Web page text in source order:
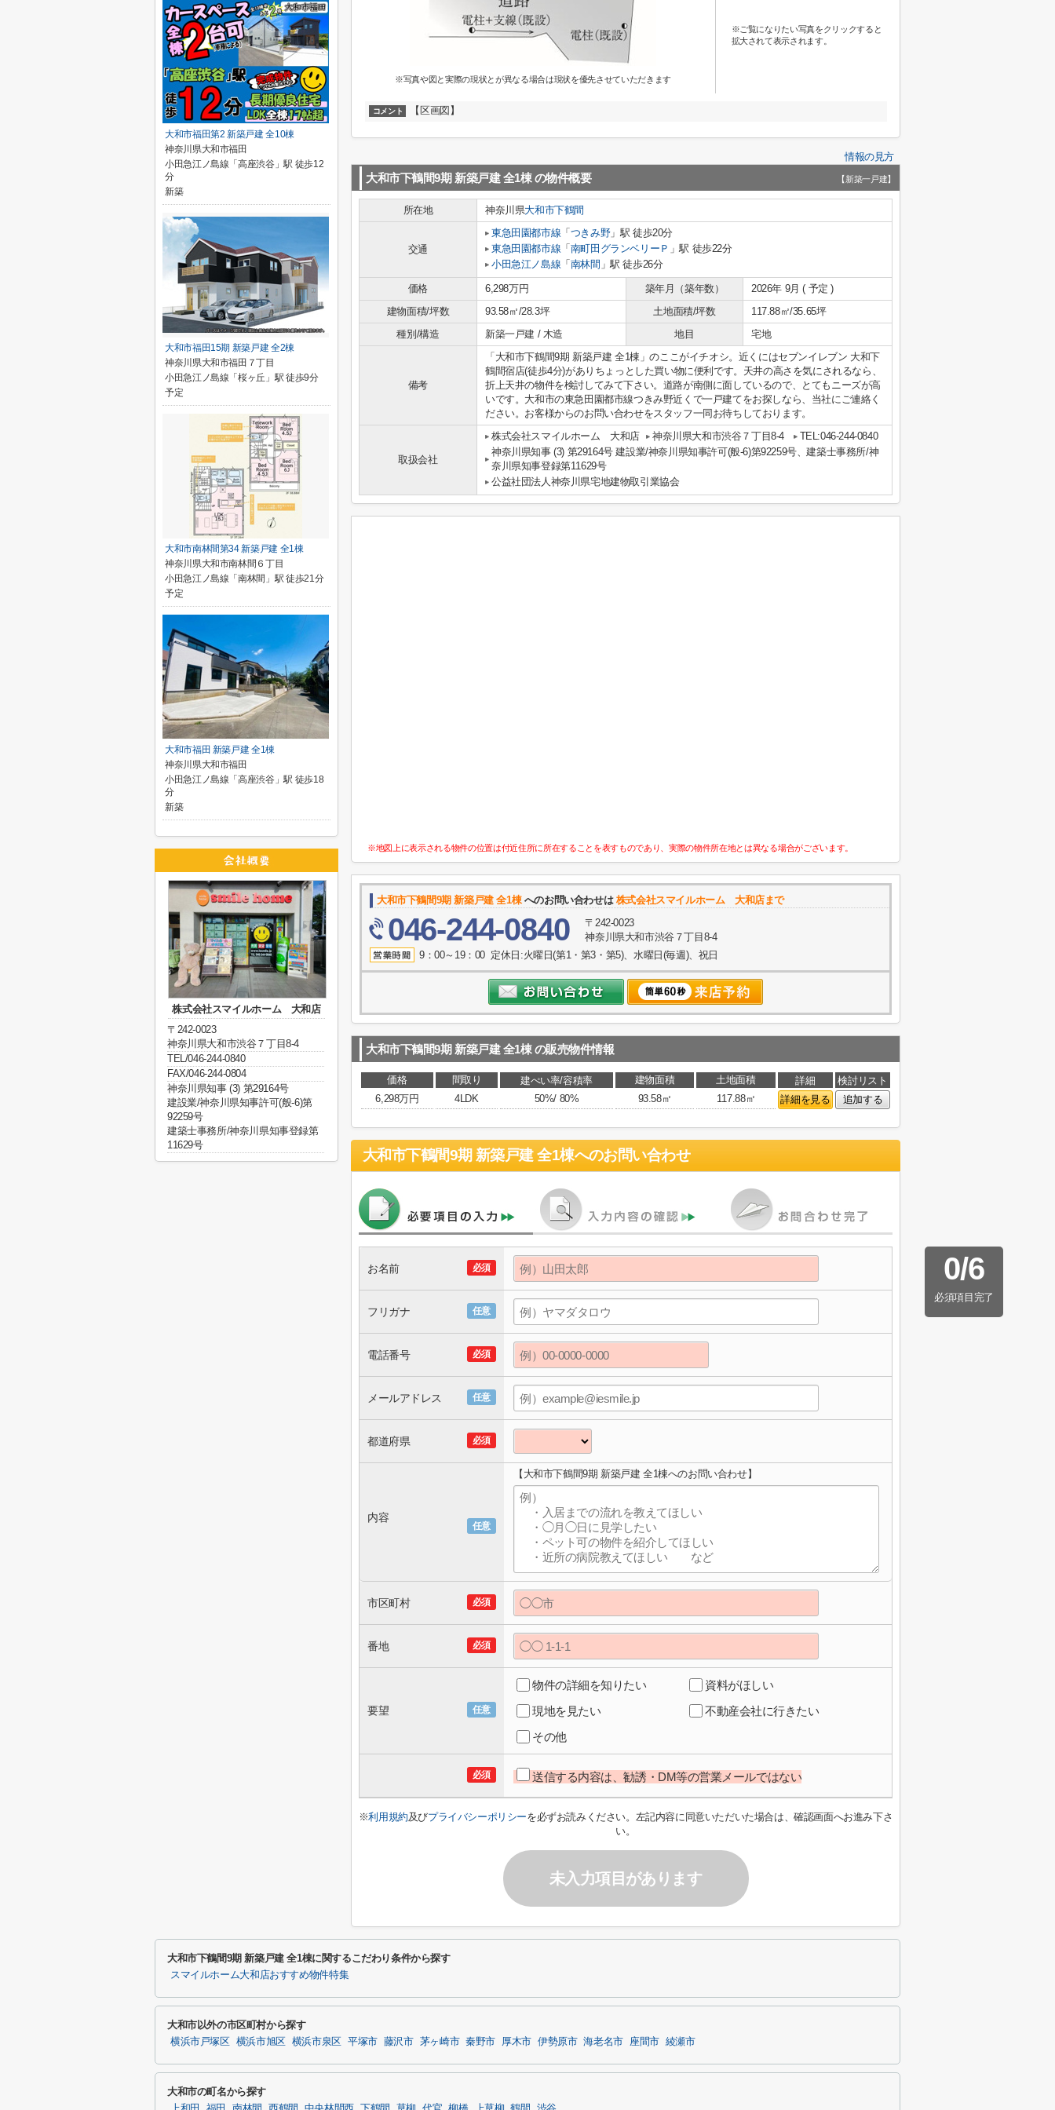
※写真や図と実際の現状とが異なる場合は現状を優先させていただきます
※ご覧になりたい写真をクリックすると
拡大されて表示されます。
コメント 【区画図】
情報の見方
大和市下鶴間9期 新築戸建 全1棟 の物件概要 【新築一戸建】
所在地 神奈川県大和市下鶴間
交通
東急田園都市線 「 つきみ野」駅 徒歩20分
東急田園都市線 「 南町田グランベリーＰ 」駅 徒歩22分
小田急江ノ島線 「 南林間 」駅 徒歩26分
価格 6,298万円 築年月（築年数）
2026年 9月 ( 予定 )
建物面積/坪数
93.58㎡/28.3坪 土地面積/坪数
117.88㎡/35.65坪
種別/構造
新築一戸建 / 木造 地目 宅地
備考
「大和市下鶴間9期 新築戸建 全1棟」のここがイチオシ。近くにはセブンイレブン 大和下
鶴間宿店(徒歩4分)がありちょっとした買い物に便利です。天井の高さを気にされるなら、
折上天井の物件を検討してみて下さい。道路が南側に面しているので、とてもニーズが高
いです。大和市の東急田園都市線つきみ野近くで一戸建てをお探しなら、当社にご連絡く
ださい。お客様からのお問い合わせをスタッフ一同お待ちしております。
取扱会社
株式会社スマイルホーム 大和店 神奈川県大和市渋谷７丁目8-4
TEL:046-244-0840
神奈川県知事 (3) 第29164号 建設業/神奈川県知事許可(般-6)第92259号、建築士事務所/神
奈川県知事登録第11629号
公益社団法人神奈川県宅地建物取引業協会
※地図上に表示される物件の位置は付近住所に所在することを表すものであり、実際の物件所在地とは異なる場合がございます。
大和市下鶴間9期 新築戸建 全1棟へのお問い合わせは 株式会社スマイルホーム 大和店まで
046-244-0840
〒242-0023
神奈川県大和市渋谷７丁目8-4
9：00～19：00 定休日:火曜日(第1・第3・第5)、水曜日(毎週)、祝日
大和市下鶴間9期 新築戸建 全1棟 の販売物件情報
価格 間取り 建ぺい率/容積率 建物面積 土地面積 詳細
検討リスト
6,298万円
4LDK 50%/ 80% 93.58㎡ 117.88㎡ 詳細を見る 追加する
大和市下鶴間9期 新築戸建 全1棟へのお問い合わせ
0/6
必須項目完了
必須
お名前
任意
フリガナ
必須
電話番号
任意
メールアドレス
必須
都道府県
任意
内容
【大和市下鶴間9期 新築戸建 全1棟へのお問い合わせ】
必須
市区町村
必須
番地
任意
要望
物件の詳細を知りたい
資料がほしい
現地を見たい
不動産会社に行きたい
その他
必須 送信する内容は、勧誘・DM等の営業メールではない
※利用規約及びプライバシーポリシーを必ずお読みください。左記内容に同意いただいた場合は、確認画面へお進み下さ
い。
未入力項目があります
大和市福田第2 新築戸建 全10棟
神奈川県大和市福田
小田急江ノ島線「高座渋谷」駅 徒歩12
分
新築
大和市福田15期 新築戸建 全2棟
神奈川県大和市福田７丁目
小田急江ノ島線「桜ヶ丘」駅 徒歩9分
予定
大和市南林間第34 新築戸建 全1棟
神奈川県大和市南林間６丁目
小田急江ノ島線「南林間」駅 徒歩21分
予定
大和市福田 新築戸建 全1棟
神奈川県大和市福田
小田急江ノ島線「高座渋谷」駅 徒歩18
分
新築
株式会社スマイルホーム 大和店
〒242-0023
神奈川県大和市渋谷７丁目8-4
TEL/046-244-0840
FAX/046-244-0804
神奈川県知事 (3) 第29164号
建設業/神奈川県知事許可(般-6)第
92259号
建築士事務所/神奈川県知事登録第
11629号
大和市下鶴間9期 新築戸建 全1棟に関するこだわり条件から探す
スマイルホーム大和店おすすめ物件特集
大和市以外の市区町村から探す
横浜市戸塚区 横浜市旭区 横浜市泉区 平塚市 藤沢市 茅ヶ崎市 秦野市 厚木市 伊勢原市 海老名市 座間市 綾瀬市
大和市の町名から探す